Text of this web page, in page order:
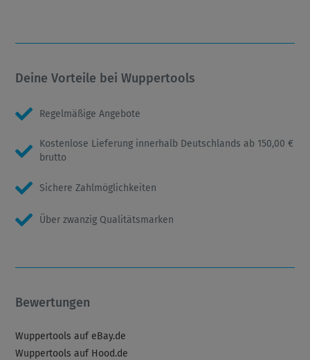
Deine Vorteile bei Wuppertools
Regelmäßige Angebote
Kostenlose Lieferung innerhalb Deutschlands ab 150,00 €
brutto
Sichere Zahlmöglichkeiten
Über zwanzig Qualitätsmarken
Bewertungen
Wuppertools auf eBay.de
Wuppertools auf Hood.de